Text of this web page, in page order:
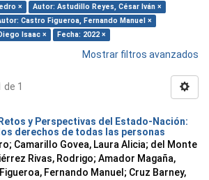
×
Autor: Astudillo Reyes, César Iván ×
Castro Figueroa, Fernando Manuel ×
Isaac ×
Fecha: 2022 ×
Mostrar filtros avanzados
1
y Perspectivas del Estado-Nación:
derechos de todas las personas
; Camarillo Govea, Laura Alicia; del Monte
Rivas, Rodrigo; Amador Magaña,
Fernando Manuel ; Cruz Barney,